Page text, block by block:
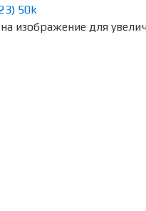
изображение для